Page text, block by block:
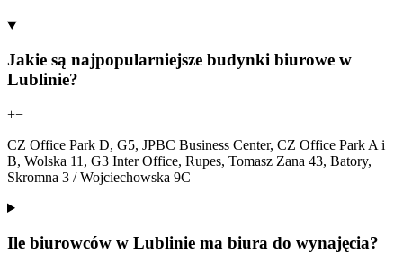
Jakie są najpopularniejsze budynki biurowe w
Lublinie?
+−
CZ Office Park D, G5, JPBC Business Center, CZ Office Park A i
B, Wolska 11, G3 Inter Office, Rupes, Tomasz Zana 43, Batory,
Skromna 3 / Wojciechowska 9C
Ile biurowców w Lublinie ma biura do wynajęcia?